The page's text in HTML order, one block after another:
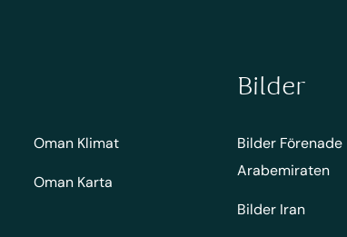
Oman Klimat
Oman Karta
Bilder
Bilder Förenade
Arabemiraten
Bilder Iran